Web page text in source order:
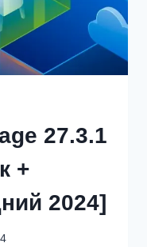
27.3.1
+
2024]